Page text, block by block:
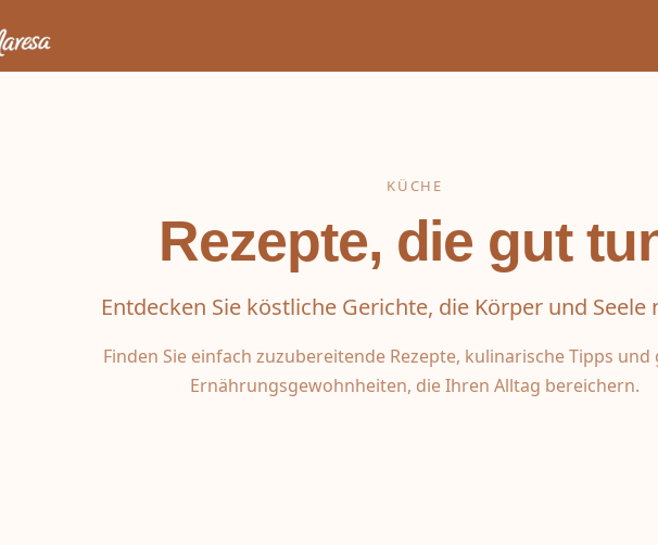
KÜCHE
Rezepte, die gut
Entdecken Sie köstliche Gerichte, die Körper und Seele
Finden Sie einfach zuzubereitende Rezepte, kulinarische Tipps und
Ernährungsgewohnheiten, die Ihren Alltag bereichern.